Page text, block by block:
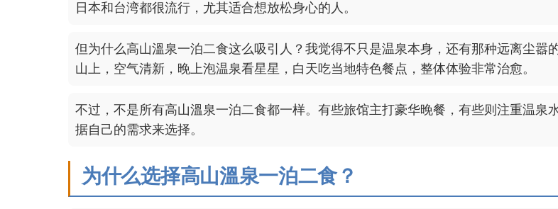
日本和台湾都很流行，尤其适合想放松身心的人。
但为什么高山溫泉一泊二食这么吸引人？我觉得不只是温泉本身，还有那种远离尘嚣
山上，空气清新，晚上泡温泉看星星，白天吃当地特色餐点，整体体验非常治愈。
不过，不是所有高山溫泉一泊二食都一样。有些旅馆主打豪华晚餐，有些则注重温泉
据自己的需求来选择。
为什么选择高山溫泉一泊二食？